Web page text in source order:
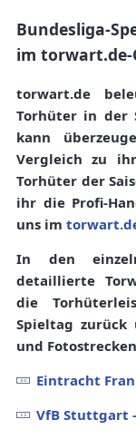
Bundesliga-
im torwart.de-
torwart.de
Torhüter in der
kann
Vergleich zu
Torhüter der
ihr die Profi-
uns im
In den
detaillierte
die
Spieltag
und Fotostrecken
Eintracht
VfB Stuttgart